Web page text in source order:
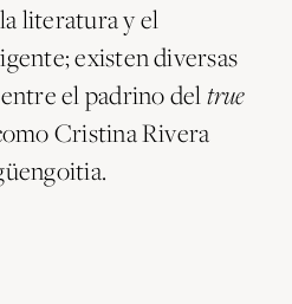
literatura y el
existen diversas
el padrino deltrue
Cristina Rivera